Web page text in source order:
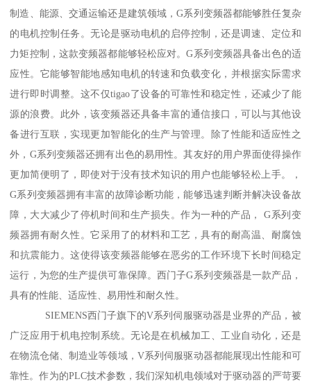
制造、能源、交通运输还是建筑领域，G系列变频器都能够胜任复杂
的电机控制任务。无论是驱动电机的启停控制，还是调速、定位和
力矩控制，这款变频器都能够轻松应对。G系列变频器具备出色的适
应性。它能够智能地感知电机的转速和负载变化，并根据实际需求
进行即时调整。这不仅tigao了设备的可靠性和稳定性，还减少了能
源的浪费。此外，该变频器还具备丰富的通信接口，可以与其他设
备进行互联，实现更加智能化的生产与管理。除了性能和适应性之
外，G系列变频器还拥有出色的易用性。其友好的用户界面使得操作
更加简便明了，即使对于没有技术知识的用户也能够轻松上手。，
G系列变频器拥有丰富的故障诊断功能，能够迅速判断并解决设备故
障，大大减少了停机时间和生产损失。作为一种的产品， G系列变
频器拥有耐久性。它采用了的材料和工艺，具有的耐高温、耐腐蚀
和抗震能力。这使得该变频器能够在恶劣的工作环境下长时间稳定
运行，为您的生产提供可靠保障。西门子G系列变频器是一款产品，
具有的性能、适应性、易用性和耐久性。
SIEMENS西门子旗下的V系列伺服驱动器是业界的产品，被
广泛应用于机电控制系统。无论是在机械加工、工业自动化，还是
在物流仓储、制造业等领域，V系列伺服驱动器都能展现出性能和可
靠性。作为的PLC技术参数，我们深知机电领域对于驱动器的严苛要